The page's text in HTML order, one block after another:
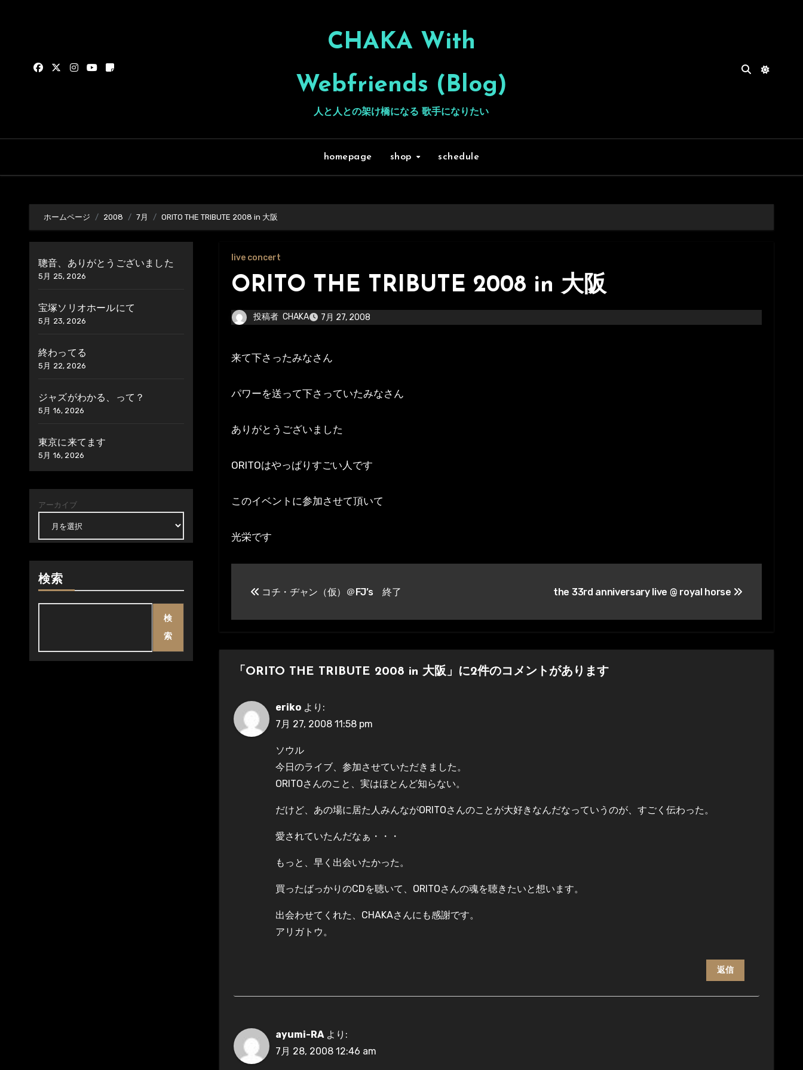
CHAKA With
Webfriends (Blog)
人と人との架け橋になる 歌手になりたい
homepage shop schedule
ホームページ 2008 7月 ORITO THE TRIBUTE 2008 in 大阪
聰音、ありがとうございました
5月 25, 2026
宝塚ソリオホールにて
5月 23, 2026
終わってる
5月 22, 2026
ジャズがわかる、って？
5月 16, 2026
東京に来てます
5月 16, 2026
アーカイブ
検索
検
索
live concert
ORITO THE TRIBUTE 2008 in 大阪
投稿者 CHAKA 7月 27, 2008
来て下さったみなさん
パワーを送って下さっていたみなさん
ありがとうございました
ORITOはやっぱりすごい人です
このイベントに参加させて頂いて
光栄です
ナ
ビ
ゲ
ー
シ
コチ・ヂャン（仮）＠FJ’s 終了 the 33rd anniversary live @ royal horse
「ORITO THE TRIBUTE 2008 in 大阪」に2件のコメントがあります
eriko より:
7月 27, 2008 11:58 pm
ソウル
今日のライブ、参加させていただきました。
ORITOさんのこと、実はほとんど知らない。
だけど、あの場に居た人みんながORITOさんのことが大好きなんだなっていうのが、すごく伝わった。
愛されていたんだなぁ・・・
もっと、早く出会いたかった。
買ったばっかりのCDを聴いて、ORITOさんの魂を聴きたいと想います。
出会わせてくれた、CHAKAさんにも感謝です。
アリガトウ。
返信
ayumi-RA より:
7月 28, 2008 12:46 am